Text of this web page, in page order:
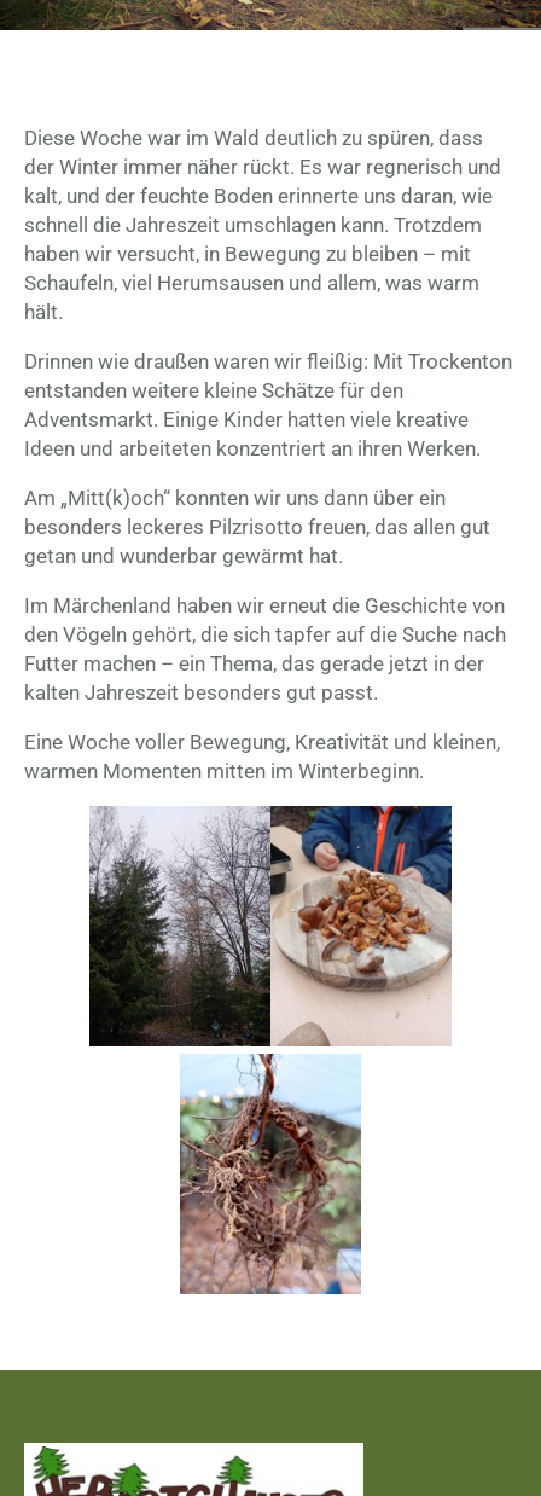
Diese Woche war im Wald deutlich zu spüren, dass
der Winter immer näher rückt. Es war regnerisch und
kalt, und der feuchte Boden erinnerte uns daran, wie
schnell die Jahreszeit umschlagen kann. Trotzdem
haben wir versucht, in Bewegung zu bleiben – mit
Schaufeln, viel Herumsausen und allem, was warm
hält.
Drinnen wie draußen waren wir fleißig: Mit Trockenton
entstanden weitere kleine Schätze für den
Adventsmarkt. Einige Kinder hatten viele kreative
Ideen und arbeiteten konzentriert an ihren Werken.
Am „Mitt(k)och“ konnten wir uns dann über ein
besonders leckeres Pilzrisotto freuen, das allen gut
getan und wunderbar gewärmt hat.
Im Märchenland haben wir erneut die Geschichte von
den Vögeln gehört, die sich tapfer auf die Suche nach
Futter machen – ein Thema, das gerade jetzt in der
kalten Jahreszeit besonders gut passt.
Eine Woche voller Bewegung, Kreativität und kleinen,
warmen Momenten mitten im Winterbeginn.